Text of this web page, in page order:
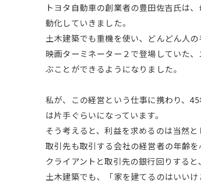
トヨタ自動車の創業者の豊田佐吉氏は
動化していきました。
土木建築でも重機を使い、どんどん人の
映画ターミネーター２で登場していた
ぶことができるようになりました。
私が、この経営という仕事に携わり、
は片手ぐらいになっています。
そう考えると、利益を求めるのは当然
取引先も取引する会社の経営者の年齢を
クライアントと取引先の銀行回りする
土木建築でも、「家を建てるのはいい